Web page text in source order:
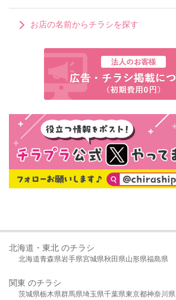
お店の名前からチラシを探す
北海道・東北 のチラシ
北海道青森県岩手県宮城県秋田県山形県福島県
関東 のチラシ
茨城県栃木県群馬県埼玉県千葉県東京都神奈川県